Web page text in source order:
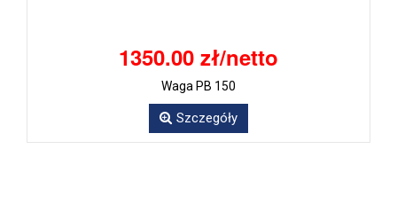
1350.00 zł/netto
Waga PB 150
Szczegóły